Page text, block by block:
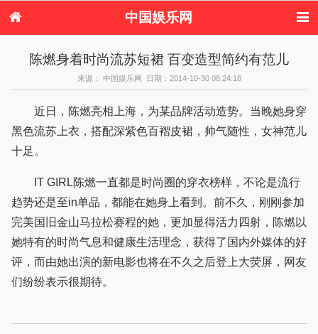
中国娱乐网
电视剧
演唱会 综艺节目
偶像活动
陈燃身着时尚流苏短裙 百变造型简约有范儿
来源： 中国娱乐网 日期：2014-10-30 08:24:18
近日，陈燃亮相上海，为某品牌活动造势。当晚她身穿
黑色流苏上衣，搭配深紫色百褶皮裙，帅气随性，女神范儿
十足。
IT GIRL陈燃一直都是时尚圈的穿衣榜样，不论是流行
趋势还是至in单品，都能在她身上看到。前不久，刚刚参加
完美国旧金山马拉松赛程的她，更加显得活力四射，陈燃以
她特有的时尚气息和健康生活理念，获得了国内外媒体的好
评，而由她出演的新电影也将在不久之后登上大荧屏，网友
们纷纷表示很期待。